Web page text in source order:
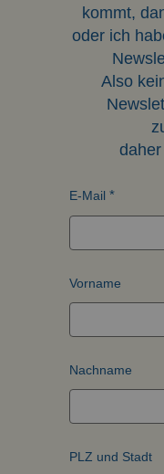
kommt,
oder ich
Also
E-Mail
Vorname
Nachname
PLZ und Stadt